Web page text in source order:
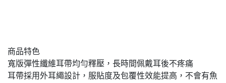
商品特色
寬版彈性纖維耳帶均勻釋壓，長時間佩戴耳後不疼痛
耳帶採用外耳繩設計，服貼度及包覆性效能提高，不會有魚